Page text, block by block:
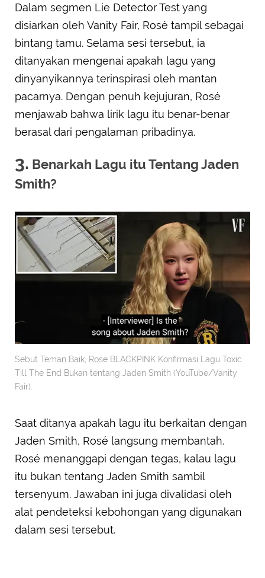
Dalam segmen Lie Detector Test yang
disiarkan oleh Vanity Fair, Rosé tampil sebagai
bintang tamu. Selama sesi tersebut, ia
ditanyakan mengenai apakah lagu yang
dinyanyikannya terinspirasi oleh mantan
pacarnya. Dengan penuh kejujuran, Rosé
menjawab bahwa lirik lagu itu benar-benar
berasal dari pengalaman pribadinya.
3. Benarkah Lagu itu Tentang Jaden
Smith?
Sebut Teman Baik, Rose BLACKPINK Konfirmasi Lagu Toxic
Till The End Bukan tentang Jaden Smith (YouTube/Vanity
Fair).
Saat ditanya apakah lagu itu berkaitan dengan
Jaden Smith, Rosé langsung membantah.
Rosé menanggapi dengan tegas, kalau lagu
itu bukan tentang Jaden Smith sambil
tersenyum. Jawaban ini juga divalidasi oleh
alat pendeteksi kebohongan yang digunakan
dalam sesi tersebut.